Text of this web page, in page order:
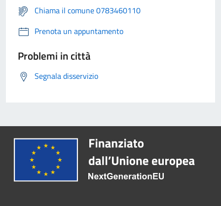
Chiama il comune 0783460110
Prenota un appuntamento
Problemi in città
Segnala disservizio